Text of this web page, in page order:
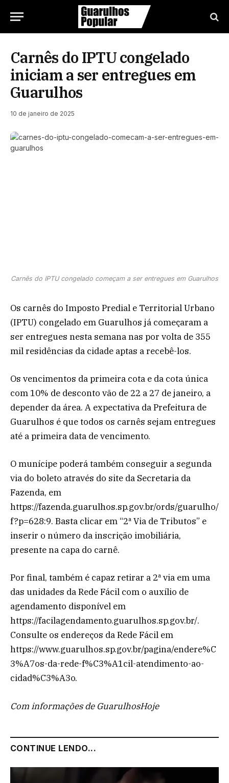
Carnês do IPTU congelado
iniciam a ser entregues em
Guarulhos
10 de janeiro de 2025
Carnês do IPTU congelado começam a ser entregues em Guarulhos
Os carnês do Imposto Predial e Territorial Urbano
(IPTU) congelado em Guarulhos já começaram a
ser entregues nesta semana nas por volta de 355
mil residências da cidade aptas a recebê-los.
Os vencimentos da primeira cota e da cota única
com 10% de desconto vão de 22 a 27 de janeiro, a
depender da área. A expectativa da Prefeitura de
Guarulhos é que todos os carnês sejam entregues
até a primeira data de vencimento.
O munícipe poderá também conseguir a segunda
via do boleto através do site da Secretaria da
Fazenda, em
https://fazenda.guarulhos.sp.gov.br/ords/guarulho/
f?p=628:9. Basta clicar em “2ª Via de Tributos” e
inserir o número da inscrição imobiliária,
presente na capa do carnê.
Por final, também é capaz retirar a 2ª via em uma
das unidades da Rede Fácil com o auxílio de
agendamento disponível em
https://facilagendamento.guarulhos.sp.gov.br/.
Consulte os endereços da Rede Fácil em
https://www.guarulhos.sp.gov.br/pagina/endere%C
3%A7os-da-rede-f%C3%A1cil-atendimento-ao-
cidad%C3%A3o.
Com informações de GuarulhosHoje
CONTINUE LENDO...